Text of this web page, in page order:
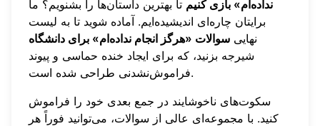
نداده‌ام» بازی کنیم تا بهترین داستان‌ها را بشنویم؟ ما
برایتان چاره‌ای اندیشیده‌ایم. آماده شوید تا به لیست
نهایی سوالات «هرگز انجام نداده‌ام» برای دانشگاه
شیرجه بزنید، که برای ایجاد خنده حماسی و پیوند
فراموش‌نشدنی طراحی شده است.
سکوت‌های ناخوشایند در جمع بعدی خود را فراموش
کنید. با مجموعه‌ای عالی از سوالات، می‌توانید فوراً هر